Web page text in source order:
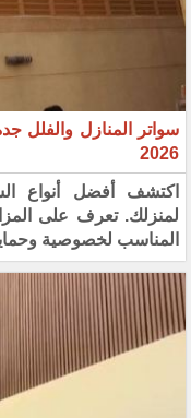
سواتر المنازل والفلل
2026
اكتشف أفضل أنواع
لمنزلك. تعرف على
المناسب لخصوصية